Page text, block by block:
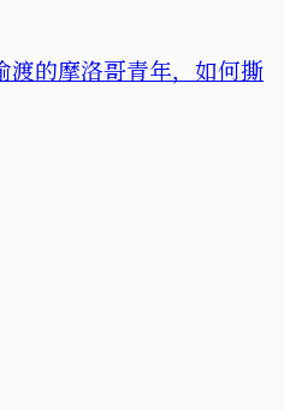
渡的摩洛哥青年，如何撕